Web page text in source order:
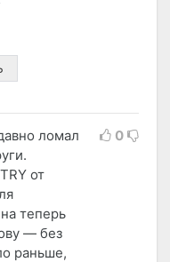
ломал
от
теперь
— без
раньше,
0